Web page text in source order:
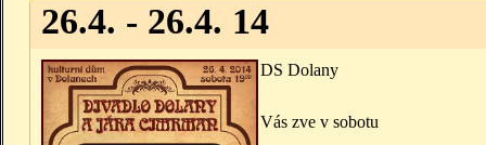
26.4. - 26.4. 14
DS Dolany
Vás zve v sobotu